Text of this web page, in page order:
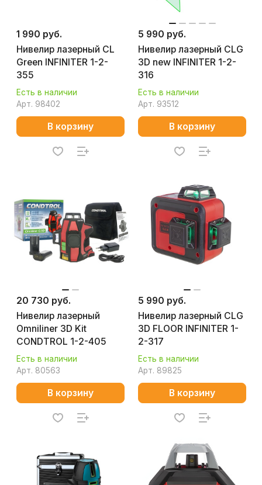
1 990 руб.
Нивелир лазерный CL
Green INFINITER 1-2-
355
Есть в наличии
Арт. 98402
В корзину
5 990 руб.
Нивелир лазерный CLG
3D new INFINITER 1-2-
316
Есть в наличии
Арт. 93512
В корзину
20 730 руб.
Нивелир лазерный
Omniliner 3D Kit
CONDTROL 1-2-405
Есть в наличии
Арт. 80563
В корзину
5 990 руб.
Нивелир лазерный CLG
3D FLOOR INFINITER 1-
2-317
Есть в наличии
Арт. 89825
В корзину